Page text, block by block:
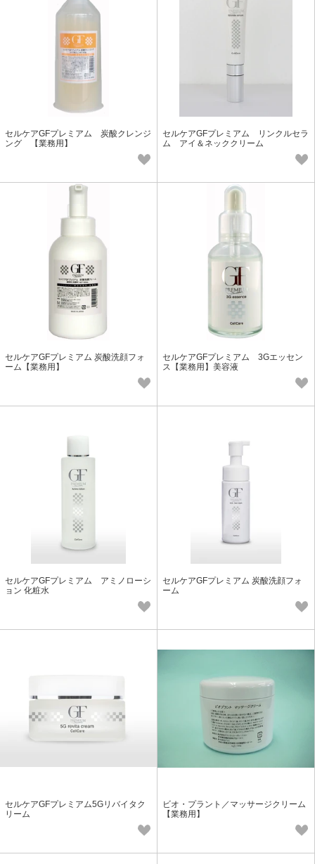
セルケアGFプレミアム 炭酸クレンジ
ング 【業務用】
セルケアGFプレミアム リンクルセラ
ム アイ＆ネッククリーム
セルケアGFプレミアム 炭酸洗顔フォ
ーム【業務用】
セルケアGFプレミアム 3Gエッセン
ス【業務用】美容液
セルケアGFプレミアム アミノローシ
ョン 化粧水
セルケアGFプレミアム 炭酸洗顔フォ
ーム
セルケアGFプレミアム5Gリバイタク
リーム
ビオ・プラント／マッサージクリーム
【業務用】